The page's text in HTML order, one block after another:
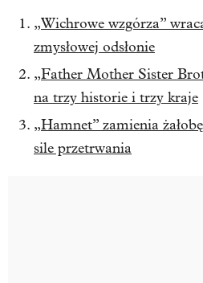
„Wichrowe wzgórza”
zmysłowej odsłonie
„Father Mother Sister
na trzy historie i trzy kraje
„Hamnet” zamienia
sile przetrwania